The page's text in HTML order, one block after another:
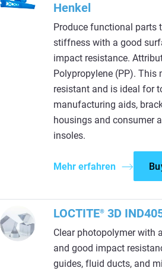
Henkel
Produce functional parts
stiffness with a good
impact resistance.
Polypropylene (PP). This
resistant and is ideal for
manufacturing aids,
housings and consumer
insoles.
Mehr erfahren
LOCTITE® 3D
Clear photopolymer with
and good impact
guides, fluid ducts, and